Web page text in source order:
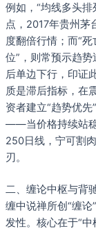
例如，“均线多头
点，2017年贵州茅
度翻倍行情；而“
位”，则常预示趋
后单边下行，印证
质是滞后指标，在
资者建立“趋势优
——当价格持续站
250日线，宁可割
刃。
二、缠论中枢与背
缠中说禅所创“缠
发性。核心在于“